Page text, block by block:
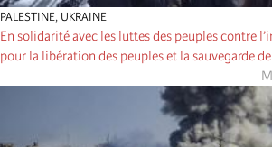
PALESTINE, UKRAINE
En solidarité avec les luttes des peuples contre
pour la libération des peuples et la sauvegarde